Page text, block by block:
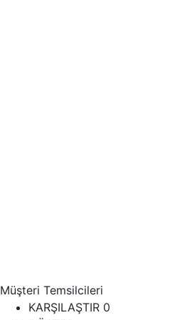
Müşteri Temsilcileri
KARŞILAŞTIR 0